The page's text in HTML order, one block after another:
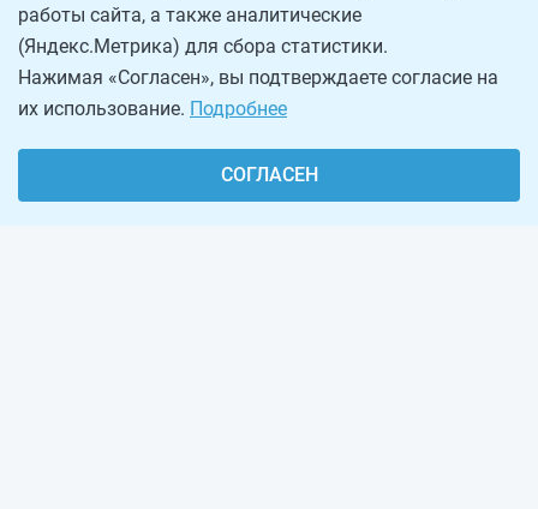
работы сайта, а также аналитические
(Яндекс.Метрика) для сбора статистики.
Нажимая «Согласен», вы подтверждаете согласие на
их использование. Подробнее
СОГЛАСЕН